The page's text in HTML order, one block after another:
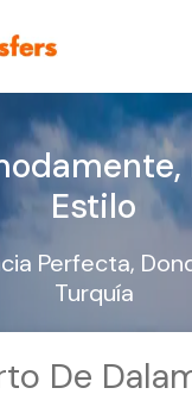
Estilo
Perfecta,
Turquía
De